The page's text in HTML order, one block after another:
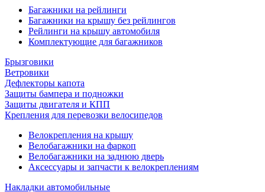
Багажники на рейлинги
Багажники на крышу без рейлингов
Рейлинги на крышу автомобиля
Комплектующие для багажников
Брызговики
Ветровики
Дефлекторы капота
Защиты бампера и подножки
Защиты двигателя и КПП
Крепления для перевозки велосипедов
Велокрепления на крышу
Велобагажники на фаркоп
Велобагажники на заднюю дверь
Аксессуары и запчасти к велокреплениям
Накладки автомобильные